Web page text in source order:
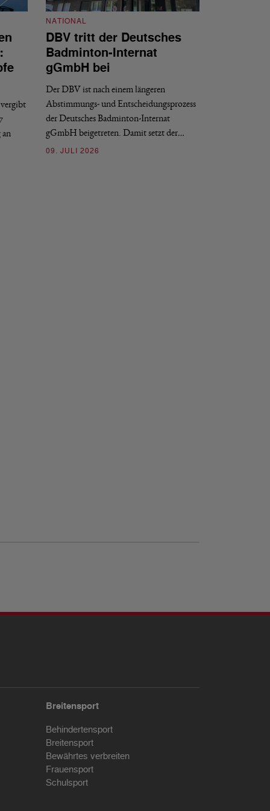
NATIONAL
DBV tritt der Deutsches
Badminton-Internat
gGmbH bei
Der DBV ist nach einem längeren
Abstimmungs- und Entscheidungsprozess
der Deutsches Badminton-Internat
gGmbH beigetreten. Damit setzt der…
09. JULI 2026
Breitensport
Behindertensport
Breitensport
Bewährtes verbreiten
Frauensport
Schulsport